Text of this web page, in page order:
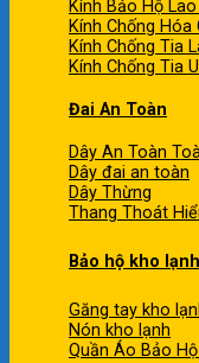
Kính Bảo Hộ
Kính Chống Hóa
Kính Chống Tia
Kính Chống Tia
Đai An Toàn
Dây An Toàn
Dây đai an toàn
Dây Thừng
Thang Thoát
Bảo hộ kho lạnh
Găng tay kho
Nón kho lạnh
Quần Áo Bảo